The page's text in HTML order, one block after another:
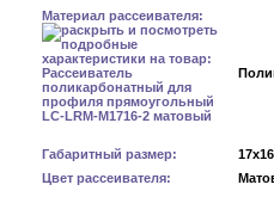
Материал рассеивателя:
Габаритный размер:
Цвет рассеивателя: